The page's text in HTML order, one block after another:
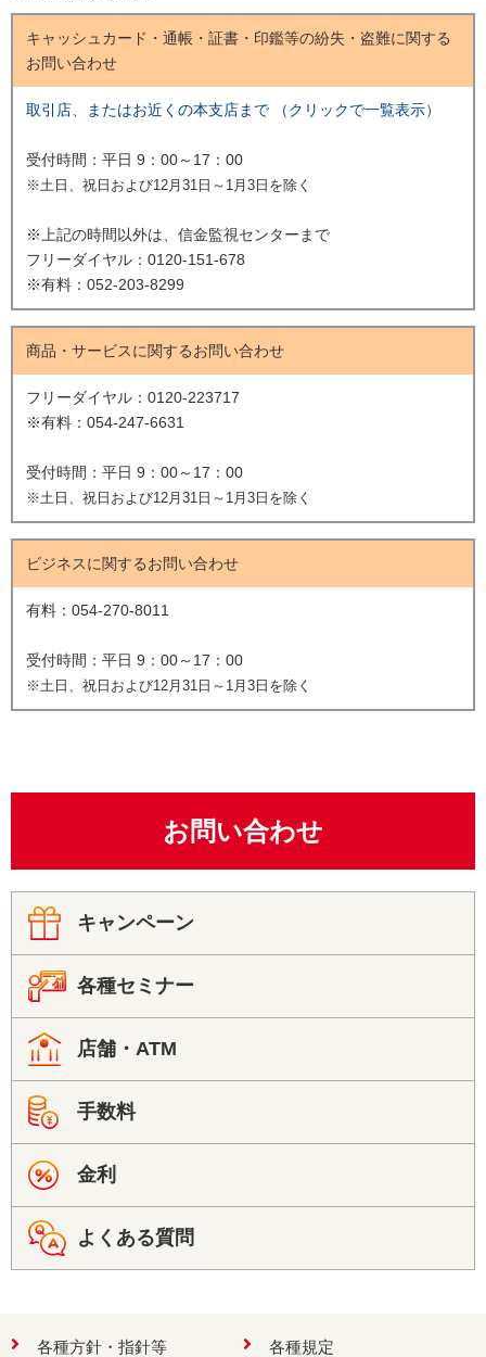
キャッシュカード・通帳・証書・印鑑等の紛失・盗難に関する
お問い合わせ
取引店、またはお近くの本支店まで （クリックで一覧表示）
受付時間：平日 9：00～17：00
※土日、祝日および12月31日～1月3日を除く
※上記の時間以外は、信金監視センターまで
フリーダイヤル：0120-151-678
※有料：052-203-8299
商品・サービスに関するお問い合わせ
フリーダイヤル：0120-223717
※有料：054-247-6631
受付時間：平日 9：00～17：00
※土日、祝日および12月31日～1月3日を除く
ビジネスに関するお問い合わせ
有料：054-270-8011
受付時間：平日 9：00～17：00
※土日、祝日および12月31日～1月3日を除く
お問い合わせ
キャンペーン
各種セミナー
店舗・ATM
手数料
金利
よくある質問
各種方針・指針等 各種規定